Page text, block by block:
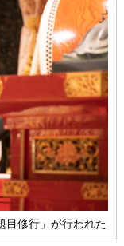
目修行」が行われた